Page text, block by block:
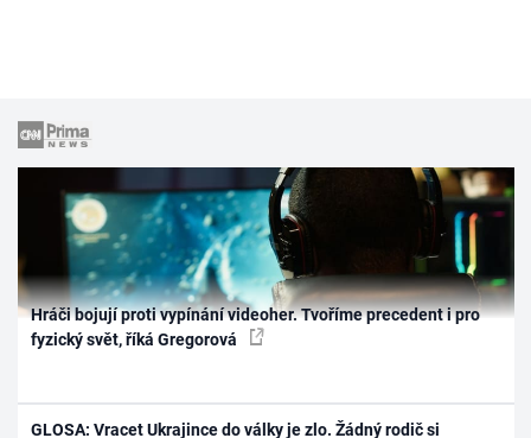
Hráči bojují proti vypínání videoher. Tvoříme precedent i pro
fyzický svět, říká Gregorová
GLOSA: Vracet Ukrajince do války je zlo. Žádný rodič si